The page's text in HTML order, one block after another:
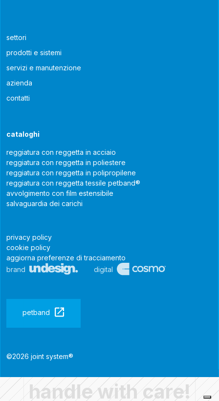
settori
prodotti e sistemi
servizi e manutenzione
azienda
contatti
cataloghi
reggiatura con reggetta in acciaio
reggiatura con reggetta in poliestere
reggiatura con reggetta in polipropilene
reggiatura con reggetta tessile petband®
avvolgimento con film estensibile
salvaguardia dei carichi
privacy policy
cookie policy
aggiorna preferenze di tracciamento
brand
digital
petband
©2026 joint system®
handle with care!